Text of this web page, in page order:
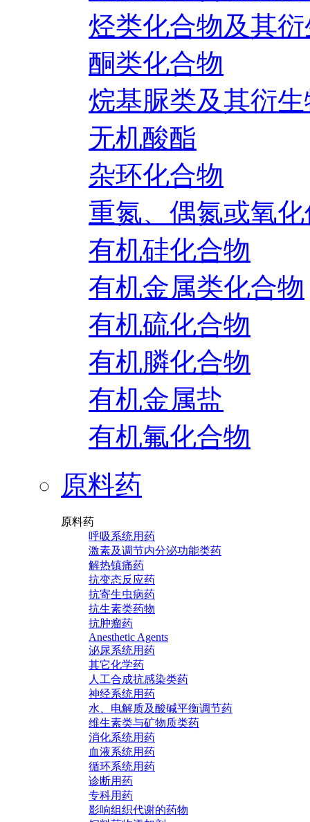
烃类化合物及其
酮类化合物
烷基脲类及其衍
无机酸酯
杂环化合物
重氮、偶氮或氧
有机硅化合物
有机金属类化合物
有机硫化合物
有机膦化合物
有机金属盐
有机氟化合物
原料药
原料药
呼吸系统用药
激素及调节内分泌功能类药
解热镇痛药
抗变态反应药
抗寄生虫病药
抗生素类药物
抗肿瘤药
Anesthetic Agents
泌尿系统用药
其它化学药
人工合成抗感染类药
神经系统用药
水、电解质及酸碱平衡调节药
维生素类与矿物质类药
消化系统用药
血液系统用药
循环系统用药
诊断用药
专科用药
影响组织代谢的药物